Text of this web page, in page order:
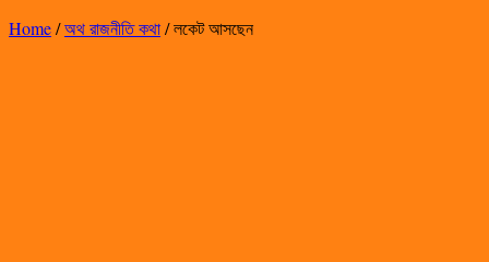
Home/অথ রাজনীতি কথা/লকেট আসছেন